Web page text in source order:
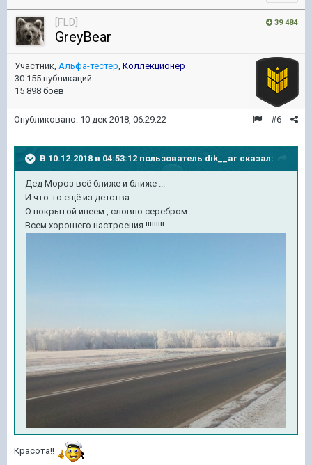
39 484
[FLD]
GreyBear
Участник, Альфа-тестер Коллекционер
30 155 публикаций
15 898 боёв
#6
Опубликовано: 10 дек 2018, 06:29:22
В 10.12.2018 в 04:53:12 пользователь dik__ar сказал:
Дед Мороз всё ближе и ближе ...
И что-то ещё из детства.....
О покрытой инеем , словно серебром....
Всем хорошего настроения !!!!!!!!!
Красота!!